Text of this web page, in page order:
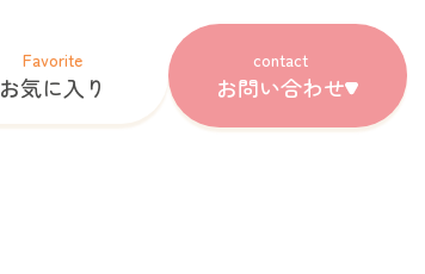
Favorite
お気に入り
contact
お問い合わせ